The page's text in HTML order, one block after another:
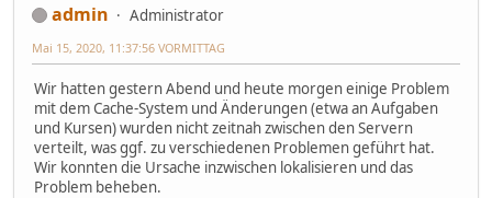
admin Administrator
Mai 15, 2020, 11:37:56 VORMITTAG
Wir hatten gestern Abend und heute morgen einige Problem
mit dem Cache-System und Änderungen (etwa an Aufgaben
und Kursen) wurden nicht zeitnah zwischen den Servern
verteilt, was ggf. zu verschiedenen Problemen geführt hat.
Wir konnten die Ursache inzwischen lokalisieren und das
Problem beheben.